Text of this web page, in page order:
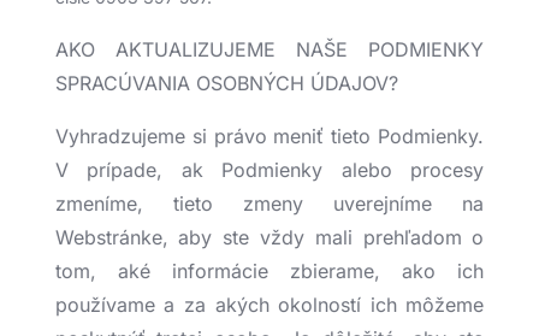
AKO AKTUALIZUJEME NAŠE PODMIENKY
SPRACÚVANIA OSOBNÝCH ÚDAJOV?
Vyhradzujeme si právo meniť tieto Podmienky.
V prípade, ak Podmienky alebo procesy
zmeníme, tieto zmeny uverejníme na
Webstránke, aby ste vždy mali prehľadom o
tom, aké informácie zbierame, ako ich
používame a za akých okolností ich môžeme